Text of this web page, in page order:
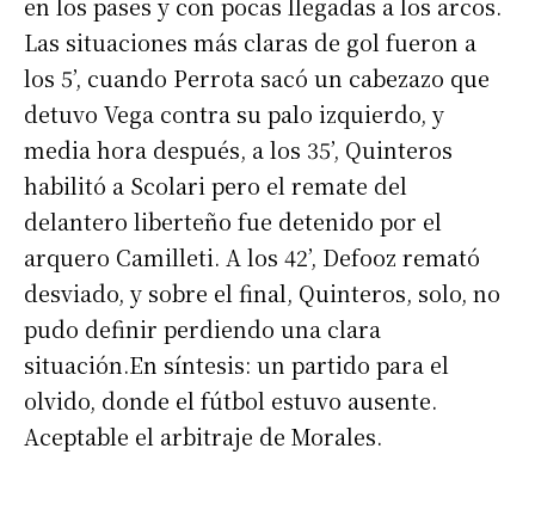
en los pases y con pocas llegadas a los arcos.
Las situaciones más claras de gol fueron a
los 5’, cuando Perrota sacó un cabezazo que
detuvo Vega contra su palo izquierdo, y
media hora después, a los 35’, Quinteros
habilitó a Scolari pero el remate del
delantero liberteño fue detenido por el
arquero Camilleti. A los 42’, Defooz remató
desviado, y sobre el final, Quinteros, solo, no
pudo definir perdiendo una clara
situación.En síntesis: un partido para el
olvido, donde el fútbol estuvo ausente.
Aceptable el arbitraje de Morales.